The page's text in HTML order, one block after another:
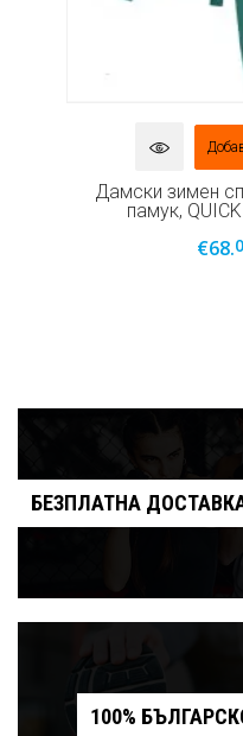
Дамски зимен
памук,
€68.
БЕЗПЛАТНА
100%